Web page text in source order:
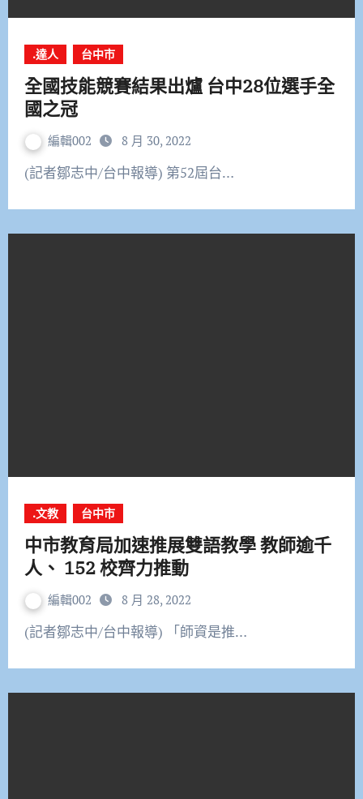
.達人 台中市
全國技能競賽結果出爐 台中28位選手全
國之冠
編輯002 8 月 30, 2022
(記者鄒志中/台中報導) 第52屆台…
.文教 台中市
中市教育局加速推展雙語教學 教師逾千
人、 152 校齊力推動
編輯002 8 月 28, 2022
(記者鄒志中/台中報導) 「師資是推…